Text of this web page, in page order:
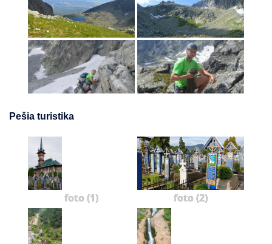
Pešia turistika
foto (1) foto (2)